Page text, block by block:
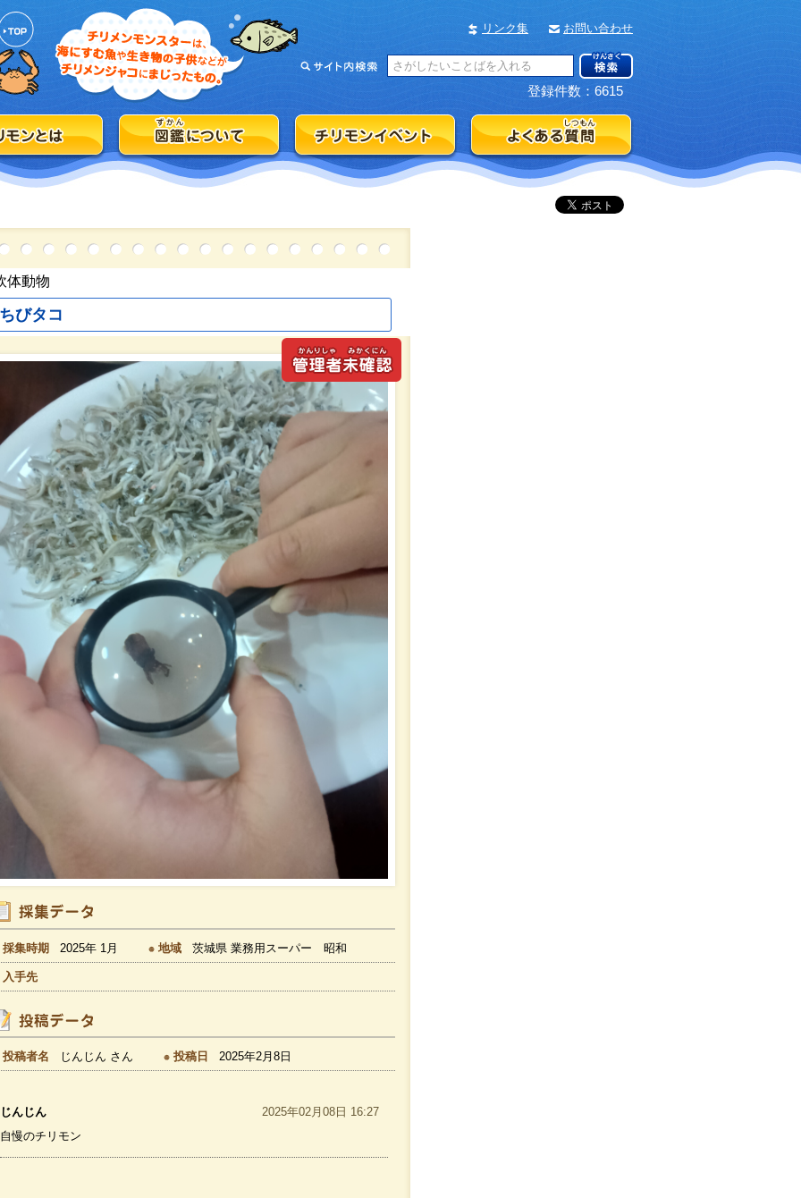
リンク集 お問い合わせ
登録件数：6615
体動物
ちびタコ
採集時期 2025年 1月 地域 茨城県 業務用スーパー 昭和
入手先
投稿者名 じんじん さん 投稿日 2025年2月8日
じんじん
2025年02月08日 16:27
自慢のチリモン